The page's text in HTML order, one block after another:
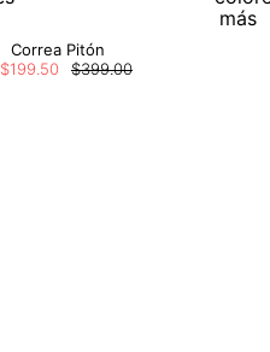
Correa Pitón
$399.00
$199.50